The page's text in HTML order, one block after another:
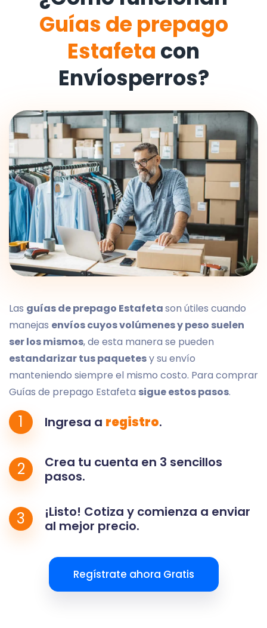
Guías de prepago
Estafeta con
Envíosperros?
Las guías de prepago Estafetason útiles cuando
manejas envíos cuyos volúmenes y peso suelen
ser los mismos, de esta manera se pueden
estandarizar tus paquetesy su envío
manteniendo siempre el mismo costo. Para comprar
Guías de prepago Estafeta sigue estos pasos.
1 Ingresa a registro.
2
Crea tu cuenta en 3 sencillos
pasos.
3
¡Listo! Cotiza y comienza a enviar
al mejor precio.
Regístrate ahora Gratis